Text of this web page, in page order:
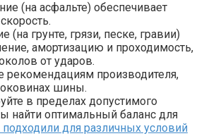
(на асфальте) обеспечивает
(на грунте, грязи, песке, гравии)
амортизацию и проходимость,
от ударов.
рекомендациям производителя,
шины.
в пределах допустимого
найти оптимальный баланс для
для различных условий